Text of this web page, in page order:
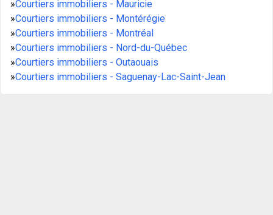
»Courtiers immobiliers - Mauricie
»Courtiers immobiliers - Montérégie
»Courtiers immobiliers - Montréal
»Courtiers immobiliers - Nord-du-Québec
»Courtiers immobiliers - Outaouais
»Courtiers immobiliers - Saguenay-Lac-Saint-Jean